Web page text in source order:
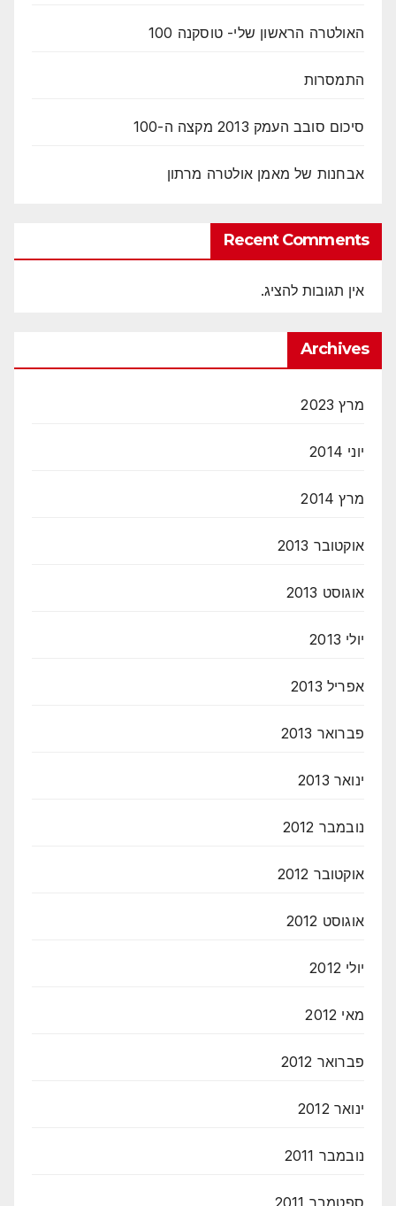
האולטרה הראשון שלי- טוסקנה 100
התמסרות
סיכום סובב העמק 2013 מקצה ה-100
אבחנות של מאמן אולטרה מרתון
Recent Comments
אין תגובות להציג.
Archives
מרץ 2023
יוני 2014
מרץ 2014
אוקטובר 2013
אוגוסט 2013
יולי 2013
אפריל 2013
פברואר 2013
ינואר 2013
נובמבר 2012
אוקטובר 2012
אוגוסט 2012
יולי 2012
מאי 2012
פברואר 2012
ינואר 2012
נובמבר 2011